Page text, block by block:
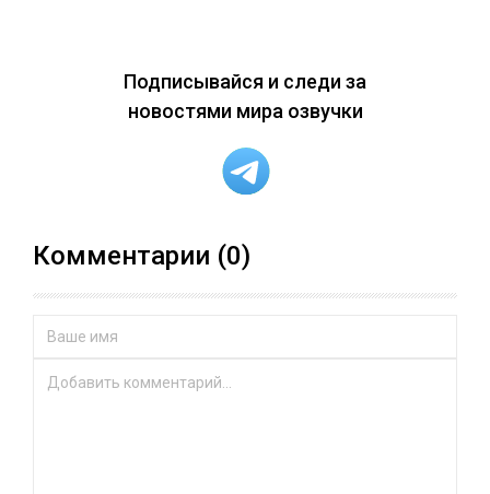
Подписывайся и следи за
новостями мира озвучки
Комментарии (0)